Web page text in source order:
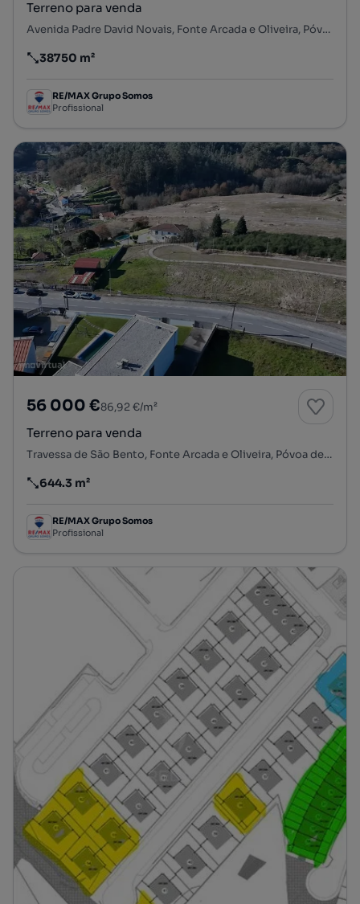
Terreno para venda
Avenida Padre David Novais, Fonte Arcada e Oliveira, Póvoa de Lanhoso, Braga
Preço por metro quadrado
38750 m²
RE/MAX Grupo Somos
Profissional
56 000 €86,92 €/m²
Terreno para venda
Travessa de São Bento, Fonte Arcada e Oliveira, Póvoa de Lanhoso, Braga
Preço por metro quadrado
644.3 m²
RE/MAX Grupo Somos
Profissional